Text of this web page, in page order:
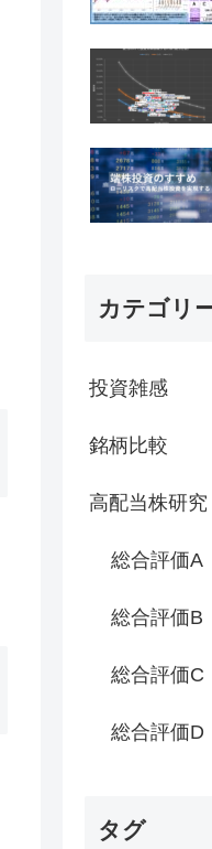
カテゴリ
投資雑感
銘柄比較
高配当株研究
総合評価A
総合評価B
総合評価C
総合評価D
タグ